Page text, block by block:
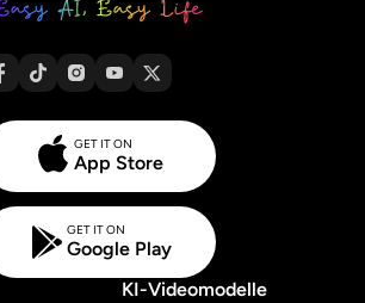
GET IT ON
App Store
GET IT ON
Google Play
KI-Videomodelle